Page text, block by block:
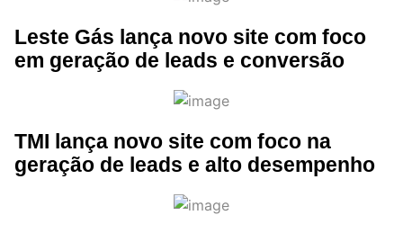
Leste Gás lança novo site com foco
em geração de leads e conversão
TMI lança novo site com foco na
geração de leads e alto desempenho